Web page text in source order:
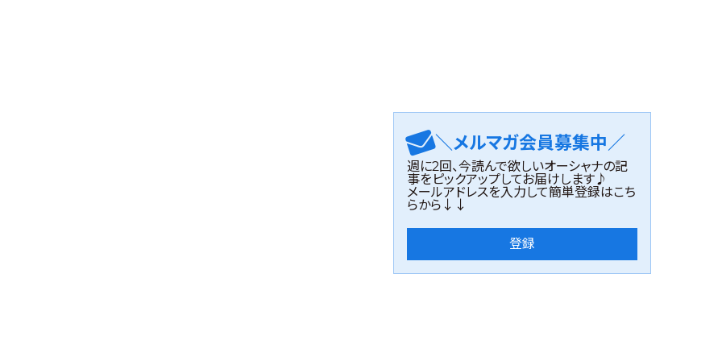
＼メルマガ会員募集中／
週に2回、今読んで欲しいオーシャナの記
事をピックアップしてお届けします♪
メールアドレスを入力して簡単登録はこち
らから↓↓
登録